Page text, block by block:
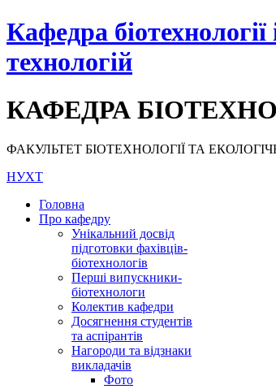
Кафедра
технологій
КАФЕДРА
ФАКУЛЬТЕТ БІОТЕХНОЛОГІЇ ТА
НУХТ
Головна
Про кафедру
Унікальний досвід
підготовки фахівців-
біотехнологів
Перші випускники-
біотехнологи
Колектив кафедри
Досягнення студентів
та аспірантів
Нагороди та відзнаки
викладачів
Фото